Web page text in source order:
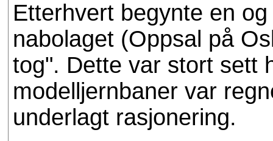
Etterhvert begynte en
nabolaget (Oppsal på
tog". Dette var stort sett
modelljernbaner var
underlagt rasjonering.